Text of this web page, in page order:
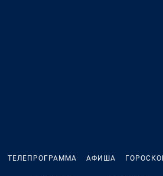
ТЕЛЕПРОГРАММА АФИША